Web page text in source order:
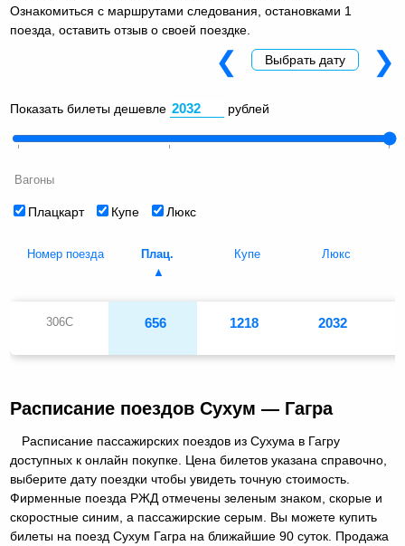
Ознакомиться с маршрутами следования, остановками 1
поезда, оставить отзыв о своей поездке.
Показать билеты дешевле рублей
Вагоны
Плацкарт Купе Люкс
❮ Выбрать дату ❯
Номер поезда Плац. Купе Люкс
306С 656 1218 2032
Расписание поездов Сухум — Гагра
Расписание пассажирских поездов из Сухума в Гагру
доступных к онлайн покупке. Цена билетов указана справочно,
выберите дату поездки чтобы увидеть точную стоимость.
Фирменные поезда РЖД отмечены зеленым знаком, скорые и
скоростные синим, а пассажирские серым. Вы можете купить
билеты на поезд Сухум Гагра на ближайшие 90 суток. Продажа